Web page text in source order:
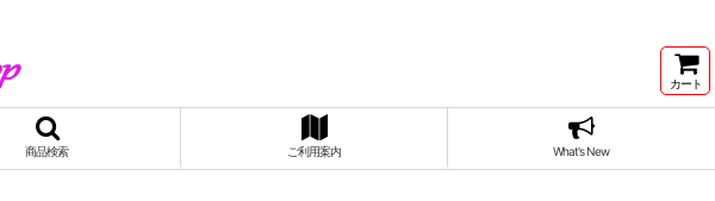
カート
商品検索 ご利用案内 What's New